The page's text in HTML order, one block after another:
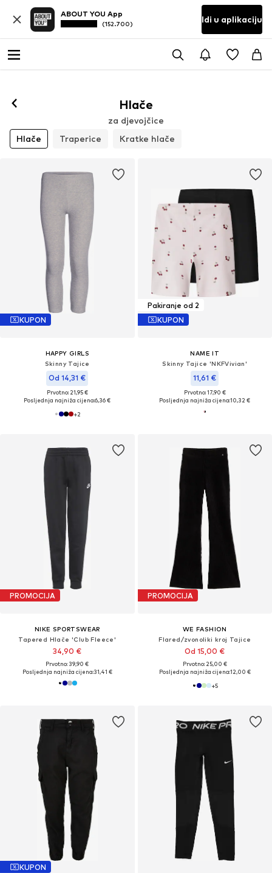
ABOUT YOU App
(152.700) Idi u aplikaciju
Hlače
za djevojčice
Hlače
Traperice Kratke hlače
KUPON
HAPPY GIRLS
Skinny Tajice
Od 14,31 €
Prvotno: 21,95 €
Posljednja najniža cijena:6,36 €
+2
Pakiranje od 2
KUPON
NAME IT
Skinny Tajice 'NKFVivian'
11,61 €
Prvotno: 17,90 €
Posljednja najniža cijena:10,32 €
PROMOCIJA
NIKE SPORTSWEAR
Tapered Hlače 'Club Fleece'
34,90 €
Prvotno: 39,90 €
Posljednja najniža cijena:31,41 €
PROMOCIJA
WE FASHION
Flared/zvonoliki kroj Tajice
Od 15,00 €
Prvotno: 25,00 €
Posljednja najniža cijena:12,00 €
+5
KUPON